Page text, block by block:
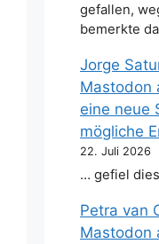
gefallen,
bemerkte
Jorge
Mastodon
eine neue
mögliche
22. Juli 2026
… gefiel
Petra van
Mastodon